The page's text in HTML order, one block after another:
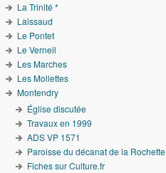
La Trinité *
Laissaud
Le Pontet
Le Verneil
Les Marches
Les Mollettes
Montendry
Église discutée
Travaux en 1999
ADS VP 1571
Paroisse du décanat de la Rochette
Fiches sur Culture.fr